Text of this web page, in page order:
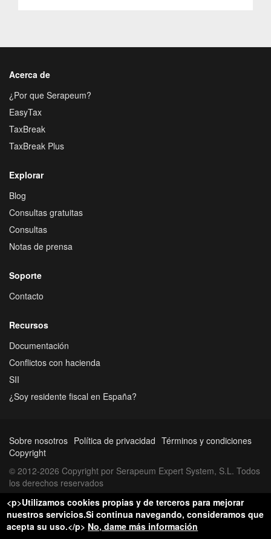
Acerca de
¿Por que Serapeum?
EasyTax
TaxBreak
TaxBreak Plus
Explorar
Blog
Consultas gratuitas
Consultas
Notas de prensa
Soporte
Contacto
Recursos
Documentación
Conflictos con hacienda
SII
¿Soy residente fiscal en España?
Sobre nosotros Política de privacidad Términos y condiciones
Copyright
© 2012-2026 Copyright por Serapeum Expert System, S.L. Todos
los derechos reservados
<p>Utilizamos cookies propias y de terceros para mejorar
nuestros servicios.Si continua navegando, consideramos que
acepta su uso.</p> No, dame más información